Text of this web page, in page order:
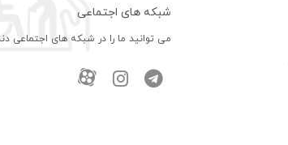
شبکه های اجتماعی
می توانید ما را در شبکه های اجتماعی